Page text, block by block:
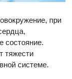
при
состояние.
тяжести
системе.